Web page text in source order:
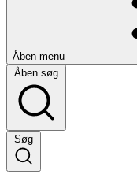
Åben menu
Åben søg
Søg